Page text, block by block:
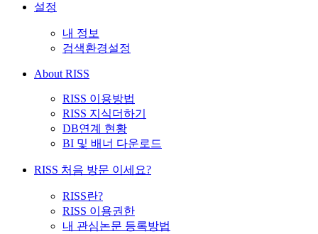
설정
내 정보
검색환경설정
About RISS
RISS 이용방법
RISS 지식더하기
DB연계 현황
BI 및 배너 다운로드
RISS 처음 방문 이세요?
RISS란?
RISS 이용권한
내 관심논문 등록방법